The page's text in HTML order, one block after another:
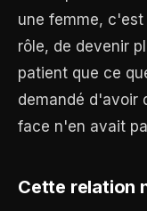
une femme,
rôle, de devenir
patient que ce
demandé d'avoir
face n'en avait
Cette relation